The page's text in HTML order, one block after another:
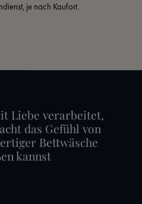
je nach Kaufort.
Liebe verarbeitet,
das Gefühl von
Bettwäsche
kannst